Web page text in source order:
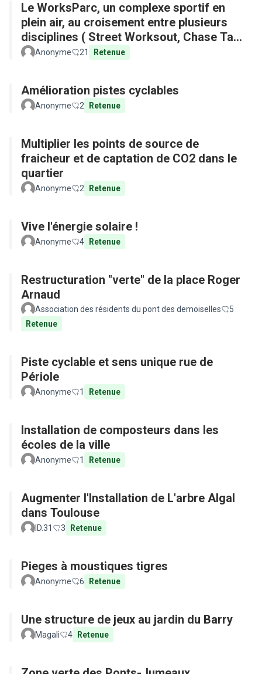
Le WorksParc, un complexe sportif en
plein air, au croisement entre plusieurs
disciplines ( Street Worksout, Chase Tag,
Parkour)
Anonyme 21 Retenue
Amélioration pistes cyclables
Anonyme 2 Retenue
Multiplier les points de source de
fraicheur et de captation de CO2 dans le
quartier
Anonyme 2 Retenue
Vive l'énergie solaire !
Anonyme 4 Retenue
Restructuration "verte" de la place Roger
Arnaud
Association des résidents du pont des demoiselles
5
Retenue
Piste cyclable et sens unique rue de
Périole
Anonyme 1 Retenue
Installation de composteurs dans les
écoles de la ville
Anonyme 1 Retenue
Augmenter l'Installation de L'arbre Algal
dans Toulouse
ID.31 3 Retenue
Pieges à moustiques tigres
Anonyme 6 Retenue
Une structure de jeux au jardin du Barry
Magali 4 Retenue